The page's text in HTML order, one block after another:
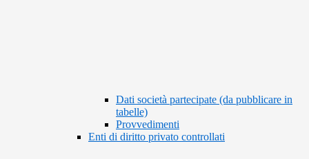
Dati società partecipate (da pubblicare in
tabelle)
Provvedimenti
Enti di diritto privato controllati